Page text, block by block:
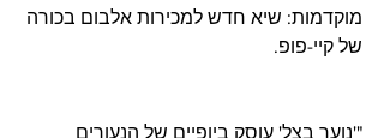
מוקדמות: שיא חדש למכירות אלבום בכורה
של קיי-פופ.
"'נוער בצל' עוסק ביופיים של הנעורים